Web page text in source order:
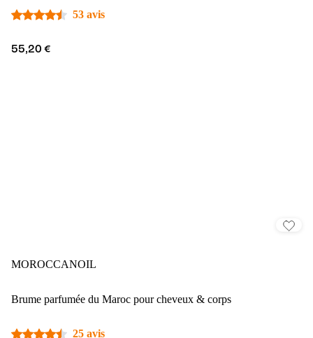
53 avis
55,20 €
MOROCCANOIL
Brume parfumée du Maroc pour cheveux & corps
25 avis